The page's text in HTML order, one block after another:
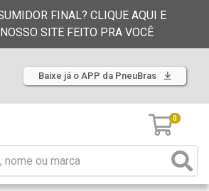
FINAL? CLIQUE AQUI E
SITE FEITO PRA VOCÊ
Baixe já o APP da PneuBras
0